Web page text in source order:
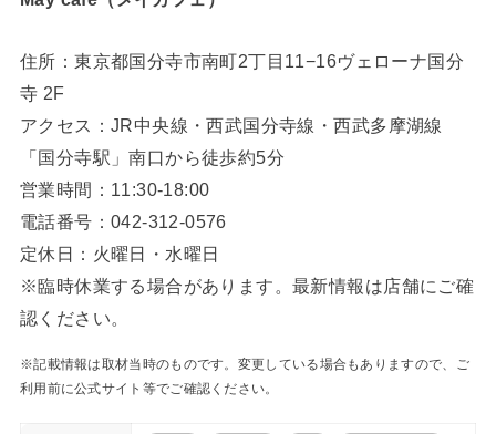
住所：東京都国分寺市南町2丁目11−16ヴェローナ国分
寺 2F
アクセス：JR中央線・西武国分寺線・西武多摩湖線
「国分寺駅」南口から徒歩約5分
営業時間：11:30-18:00
電話番号：042-312-0576
定休日：火曜日・水曜日
※臨時休業する場合があります。最新情報は店舗にご確
認ください。
※記載情報は取材当時のものです。変更している場合もありますので、ご
利用前に公式サイト等でご確認ください。